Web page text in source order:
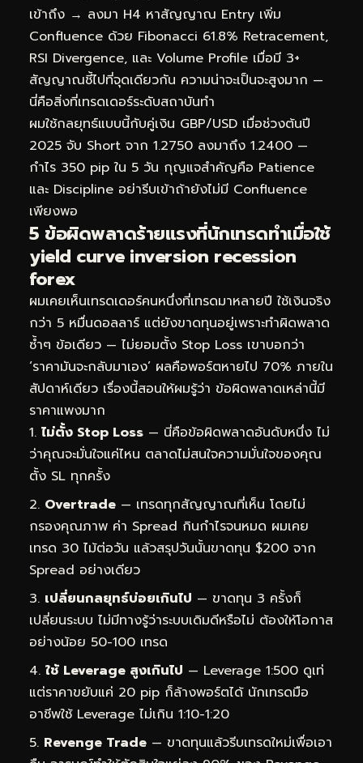
เข้าถึง → ลงมา H4 หาสัญญาณ Entry เพิ่ม
Confluence ด้วย Fibonacci 61.8% Retracement,
RSI Divergence, และ Volume Profile เมื่อมี 3+
สัญญาณชี้ไปที่จุดเดียวกัน ความน่าจะเป็นจะสูงมาก —
นี่คือสิ่งที่เทรดเดอร์ระดับสถาบันทำ
ผมใช้กลยุทธ์แบบนี้กับคู่เงิน GBP/USD เมื่อช่วงต้นปี
2025 จับ Short จาก 1.2750 ลงมาถึง 1.2400 —
กำไร 350 pip ใน 5 วัน กุญแจสำคัญคือ Patience
และ Discipline อย่ารีบเข้าถ้ายังไม่มี Confluence
เพียงพอ
5 ข้อผิดพลาดร้ายแรงที่นักเทรดทำเมื่อใช้
yield curve inversion recession
forex
ผมเคยเห็นเทรดเดอร์คนหนึ่งที่เทรดมาหลายปี ใช้เงินจริง
กว่า 5 หมื่นดอลลาร์ แต่ยังขาดทุนอยู่เพราะทำผิดพลาด
ซ้ำๆ ข้อเดียว — ไม่ยอมตั้ง Stop Loss เขาบอกว่า
‘ราคามันจะกลับมาเอง’ ผลคือพอร์ตหายไป 70% ภายใน
สัปดาห์เดียว เรื่องนี้สอนให้ผมรู้ว่า ข้อผิดพลาดเหล่านี้มี
ราคาแพงมาก
ไม่ตั้ง Stop Loss — นี่คือข้อผิดพลาดอันดับหนึ่ง ไม่
ว่าคุณจะมั่นใจแค่ไหน ตลาดไม่สนใจความมั่นใจของคุณ
ตั้ง SL ทุกครั้ง
Overtrade — เทรดทุกสัญญาณที่เห็น โดยไม่
กรองคุณภาพ ค่า Spread กินกำไรจนหมด ผมเคย
เทรด 30 ไม้ต่อวัน แล้วสรุปวันนั้นขาดทุน $200 จาก
Spread อย่างเดียว
เปลี่ยนกลยุทธ์บ่อยเกินไป — ขาดทุน 3 ครั้งก็
เปลี่ยนระบบ ไม่มีทางรู้ว่าระบบเดิมดีหรือไม่ ต้องให้โอกาส
อย่างน้อย 50-100 เทรด
ใช้ Leverage สูงเกินไป — Leverage 1:500 ดูเท่
แต่ราคาขยับแค่ 20 pip ก็ล้างพอร์ตได้ นักเทรดมือ
อาชีพใช้ Leverage ไม่เกิน 1:10-1:20
Revenge Trade — ขาดทุนแล้วรีบเทรดใหม่เพื่อเอา